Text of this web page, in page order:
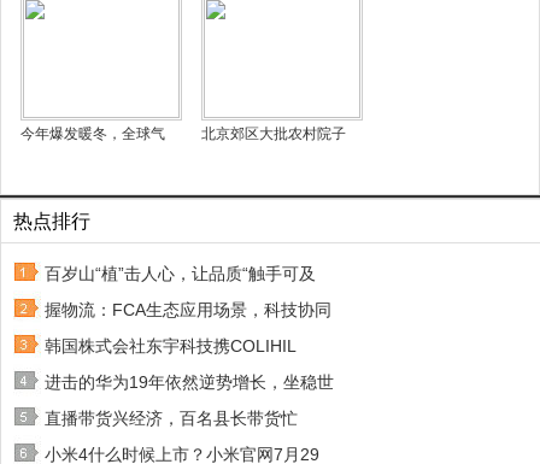
今年爆发暖冬，全球气 北京郊区大批农村院子
热点排行
百岁山“植”击人心，让品质“触手可及
握物流：FCA生态应用场景，科技协同
韩国株式会社东宇科技携COLIHIL
进击的华为19年依然逆势增长，坐稳世
直播带货兴经济，百名县长带货忙
小米4什么时候上市？小米官网7月29